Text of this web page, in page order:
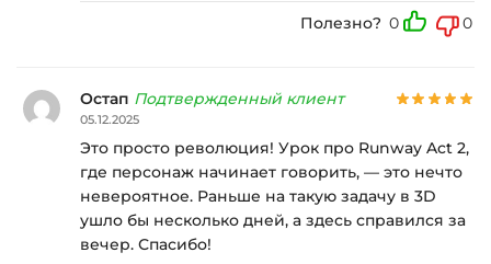
Полезно? 0 0
Остап Подтвержденный клиент
05.12.2025
Это просто революция! Урок про Runway Act 2,
где персонаж начинает говорить, — это нечто
невероятное. Раньше на такую задачу в 3D
ушло бы несколько дней, а здесь справился за
вечер. Спасибо!